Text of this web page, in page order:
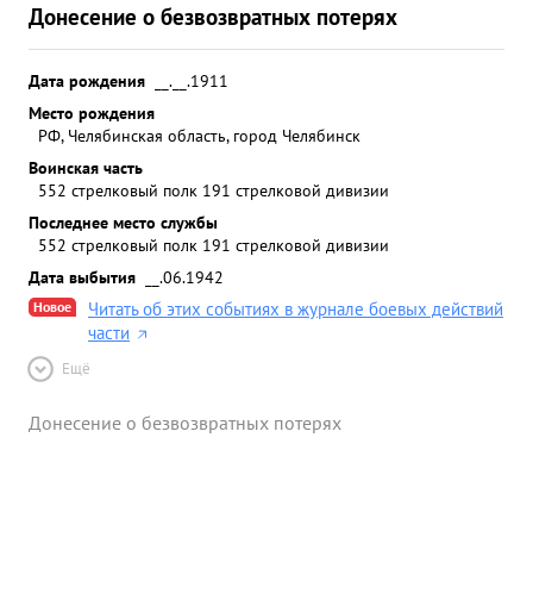
Донесение о безвозвратных потерях
Дата рождения
__.__.1911
Место рождения
РФ, Челябинская область, город Челябинск
Воинская часть
552 стрелковый полк 191 стрелковой дивизии
Последнее место службы
552 стрелковый полк 191 стрелковой дивизии
Дата выбытия
__.06.1942
Новое
Читать об этих событиях в журнале боевых действий
части
Ещё
Донесение о безвозвратных потерях